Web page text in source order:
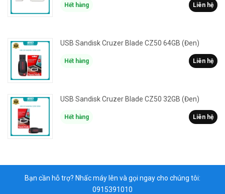
Hết hàng Liên hệ
USB Sandisk Cruzer Blade CZ50 64GB (Đen)
Hết hàng Liên hệ
USB Sandisk Cruzer Blade CZ50 32GB (Đen)
Hết hàng Liên hệ
Bạn cần hỗ trợ? Nhấc máy lên và gọi ngay cho chúng tôi:
0915391010